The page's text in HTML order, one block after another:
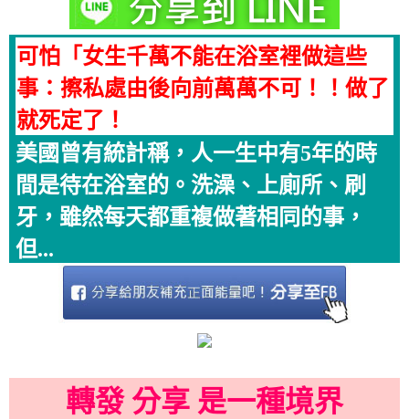
可怕「女生千萬不能在浴室裡做這些
事：擦私處由後向前萬萬不可！！做了
就死定了！
美國曾有統計稱，人一生中有5年的時
間是待在浴室的。洗澡、上廁所、刷
牙，雖然每天都重複做著相同的事，
但...
轉發 分享 是一種境界